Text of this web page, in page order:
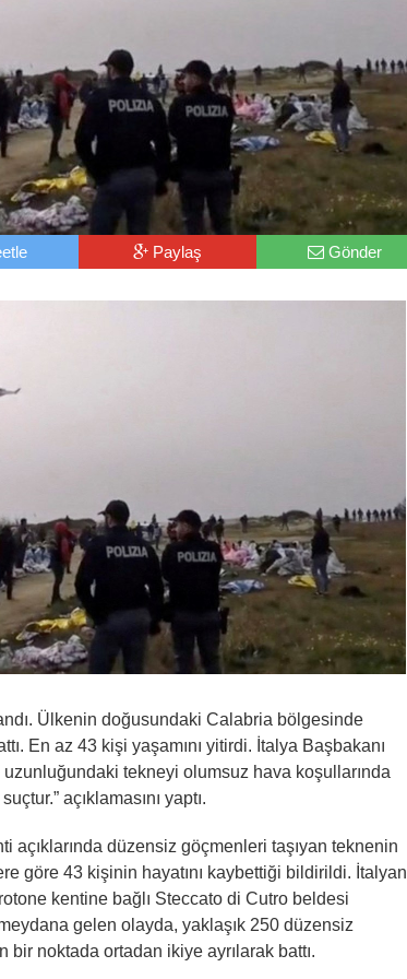
Paylaş Gönder
Ülkenin doğusundaki Calabria bölgesinde
En az 43 kişi yaşamını yitirdi. İtalya Başbakanı
tekneyi olumsuz hava koşullarında
açıklamasını yaptı.
açıklarında düzensiz göçmenleri taşıyan teknenin
göre 43 kişinin hayatını kaybettiği bildirildi. İtalyan
kentine bağlı Steccato di Cutro beldesi
gelen olayda, yaklaşık 250 düzensiz
bir noktada ortadan ikiye ayrılarak battı.